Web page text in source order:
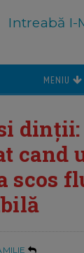
Intreabă I-
MENIU
dinții:
cand
scos